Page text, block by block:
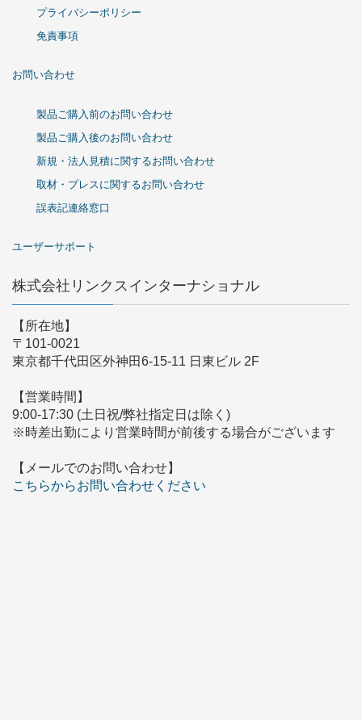
プライバシーポリシー
免責事項
お問い合わせ
製品ご購入前のお問い合わせ
製品ご購入後のお問い合わせ
新規・法人見積に関するお問い合わせ
取材・プレスに関するお問い合わせ
誤表記連絡窓口
ユーザーサポート
株式会社リンクスインターナショナル
【所在地】
〒101-0021
東京都千代田区外神田6-15-11 日東ビル 2F
【営業時間】
9:00-17:30 (土日祝/弊社指定日は除く)
※時差出勤により営業時間が前後する場合がございます
【メールでのお問い合わせ】
こちらからお問い合わせください